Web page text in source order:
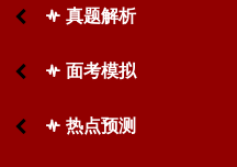
󰋙 真题解析
󰋙 面考模拟
󰋙 热点预测